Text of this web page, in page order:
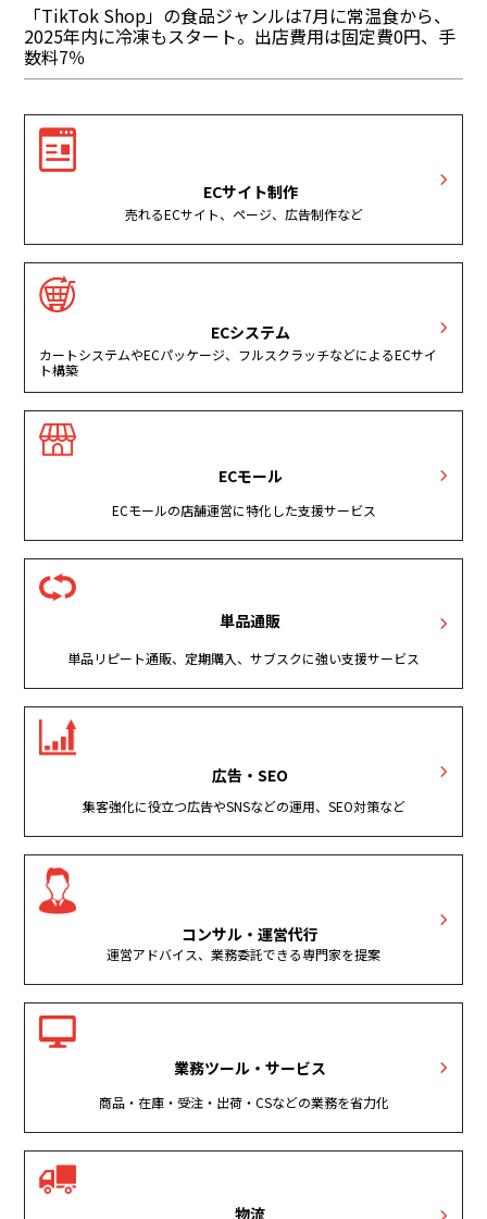
「TikTok Shop」の食品ジャンルは7月に常温食から、
2025年内に冷凍もスタート。出店費用は固定費0円、手
数料7％
ECサイト制作
売れるECサイト、ページ、広告制作など
ECシステム
カートシステムやECパッケージ、フルスクラッチなどによるECサイ
ト構築
ECモール
ECモールの店舗運営に特化した支援サービス
単品通販
単品リピート通販、定期購入、サブスクに強い支援サービス
広告・SEO
集客強化に役立つ広告やSNSなどの運用、SEO対策など
コンサル・運営代行
運営アドバイス、業務委託できる専門家を提案
業務ツール・サービス
商品・在庫・受注・出荷・CSなどの業務を省力化
物流